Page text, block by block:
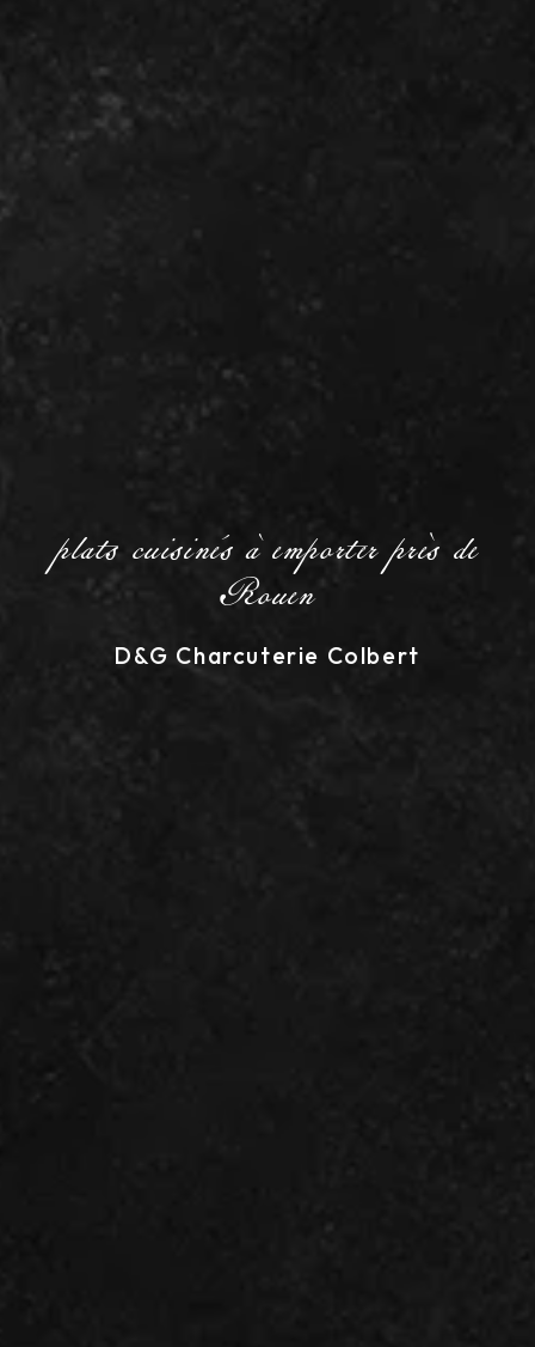
plats cuisinés à emporter près de
Rouen
D&G Charcuterie Colbert